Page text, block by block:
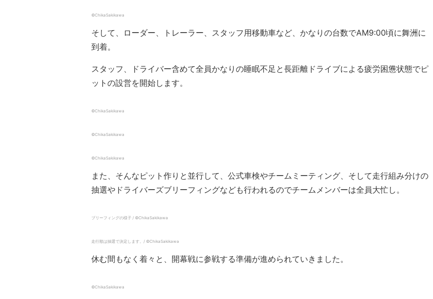
©ChikaSakikawa
そして、ローダー、トレーラー、スタッフ用移動車など、かなりの台数でAM9:00頃に舞洲に
到着。
スタッフ、ドライバー含めて全員かなりの睡眠不足と長距離ドライブによる疲労困憊状態でピ
ットの設営を開始します。
©ChikaSakikawa
©ChikaSakikawa
©ChikaSakikawa
また、そんなピット作りと並行して、公式車検やチームミーティング、そして走行組み分けの
抽選やドライバーズブリーフィングなども行われるのでチームメンバーは全員大忙し。
ブリーフィングの様子 / ©ChikaSakikawa
走行順は抽選で決定します。/ ©ChikaSakikawa
休む間もなく着々と、開幕戦に参戦する準備が進められていきました。
©ChikaSakikawa